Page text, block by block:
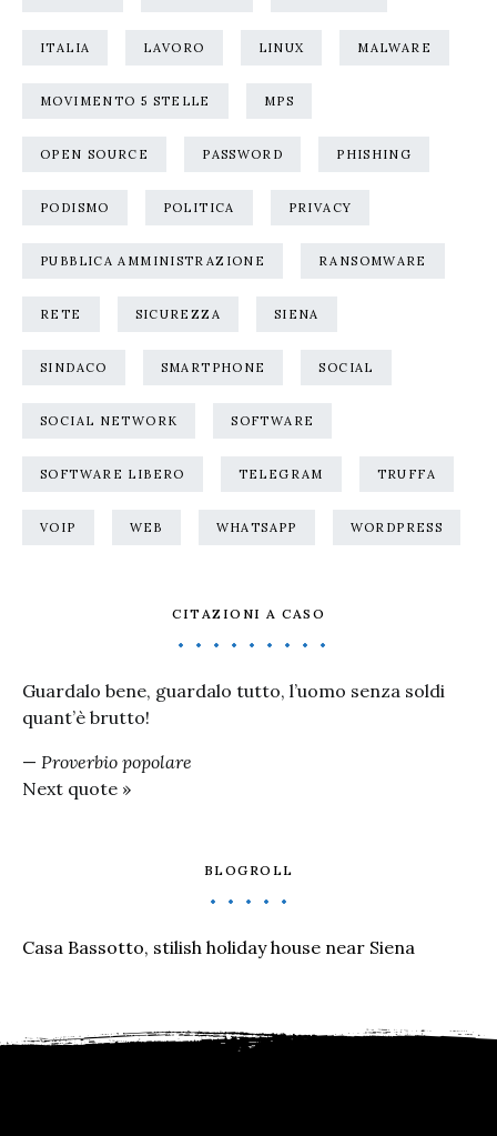
ITALIA LAVORO LINUX MALWARE
MOVIMENTO 5 STELLE MPS
OPEN SOURCE PASSWORD PHISHING
PODISMO POLITICA PRIVACY
PUBBLICA AMMINISTRAZIONE RANSOMWARE
RETE SICUREZZA SIENA
SINDACO SMARTPHONE SOCIAL
SOCIAL NETWORK SOFTWARE
SOFTWARE LIBERO TELEGRAM TRUFFA
VOIP WEB WHATSAPP WORDPRESS
CITAZIONI A CASO
Guardalo bene, guardalo tutto, l’uomo senza soldi
quant’è brutto!
— Proverbio popolare
Next quote »
BLOGROLL
Casa Bassotto, stilish holiday house near Siena